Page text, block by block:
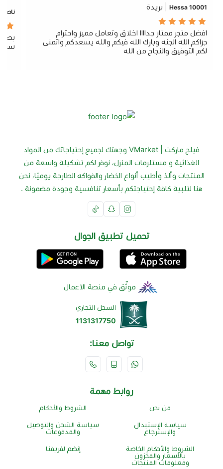
10001 Hessa | بريدة
افضل متجر ممتاز جداااا اخلاق وتعامل مميز واحترام
جزاكم الله الجنه وبارك الله فيكم والله يسعدكم واتمنى
لكم التوفيق والنجاح من الله
ناصر
فيلج ماركت | VMarket وجهتك لجميع إحتياجاتك من المواد
الغذائية و مستلزمات المنزل، نوفر لكم تشكيلة واسعة من
المنتجات وألذ وأطيب أنواع الخضار والفواكه الطازجة يوميًا، نحن
هنا لتلبية كافة إحتياجتكم بأسعار تنافسية وجودة مضمونة .
تحميل تطبيق الجوال
موثّق في منصة الأعمال
السجل التجاري
1131317750
تواصل معنا:
روابط مهمة
من نحن الشروط والأحكام
سياسة الإستبدال
والإسترجاع
سياسة الشحن والتوصيل
والمدفوعات
الشروط والأحكام الخاصة
بالأسعار والمخزون
ومعلومات المنتجات
إنضم لفريقنا